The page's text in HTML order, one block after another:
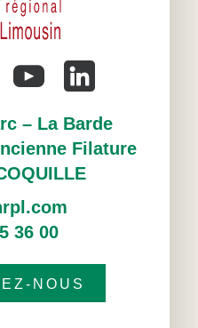
– La Barde
Filature
36 00
NOUS